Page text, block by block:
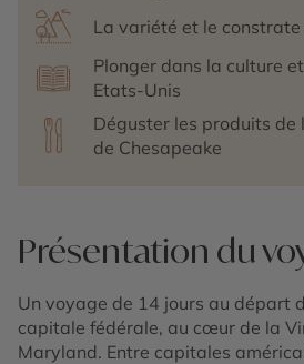
La variété et le
Plonger dans la culture
Etats-Unis
Déguster les produits de
de Chesapeake
Présentation du
Un voyage de 14 jours au départ
capitale fédérale, au cœur de la
Maryland. Entre capitales